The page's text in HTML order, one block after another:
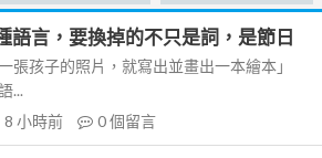
語言，要換掉的不只是詞，是節日
張孩子的照片，就寫出並畫出一本繪本」
...
8 小時前 0個留言